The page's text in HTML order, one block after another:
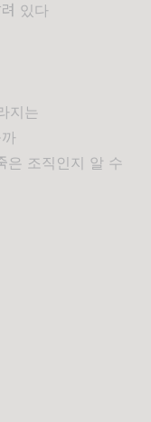
있다
지는
은 조직인지 알 수